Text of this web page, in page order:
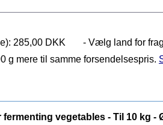
285,00 DKK
- Vælg land for
g mere til samme forsendelsespris.
fermenting vegetables - Til 10 kg -